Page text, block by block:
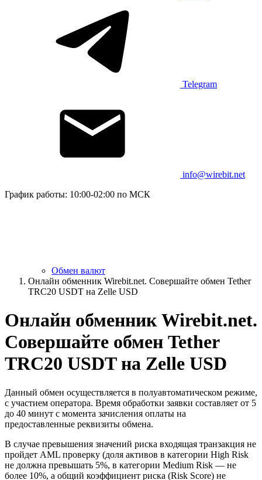
Telegram
info@wirebit.net
График работы: 10:00-02:00 по МСК
Обмен валют
Онлайн обменник Wirebit.net. Совершайте обмен Tether
TRC20 USDT на Zelle USD
Онлайн обменник Wirebit.net.
Совершайте обмен Tether
TRC20 USDT на Zelle USD
Данный обмен осуществляется в полуавтоматическом режиме,
с участием оператора. Время обработки заявки составляет от 5
до 40 минут с момента зачисления оплаты на
предоставленные реквизиты обмена.
В случае превышения значений риска входящая транзакция не
пройдет AML проверку (доля активов в категории High Risk
не должна превышать 5%, в категории Medium Risk — не
более 10%, а общий коэффициент риска (Risk Score) не